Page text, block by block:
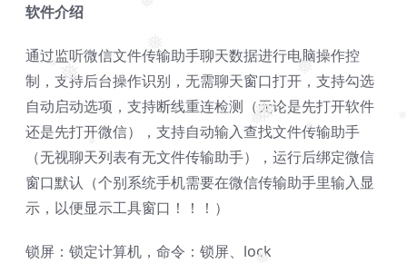
❅
❅
❅
❅
❅
❅
❅
❅
软件介绍
通过监听微信文件传输助手聊天数据进行电脑操作控
制，支持后台操作识别，无需聊天窗口打开，支持勾选
自动启动选项，支持断线重连检测（无论是先打开软件
还是先打开微信），支持自动输入查找文件传输助手
（无视聊天列表有无文件传输助手），运行后绑定微信
窗口默认（个别系统手机需要在微信传输助手里输入显
示，以便显示工具窗口！！！）
锁屏：锁定计算机，命令：锁屏、lock